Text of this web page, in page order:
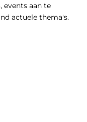
events aan te
actuele thema's.